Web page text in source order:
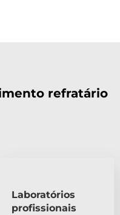
refratário
Laboratórios
profissionais